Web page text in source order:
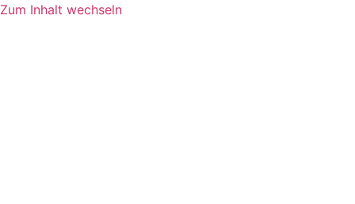
Zum Inhalt wechseln